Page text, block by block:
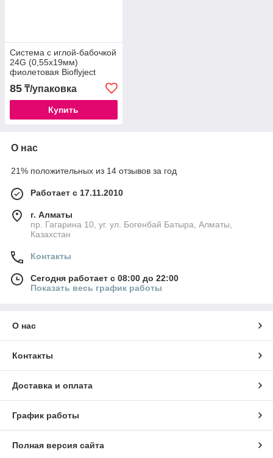
Система с иглой-бабочкой
24G (0,55х19мм)
фиолетовая Bioflyject
85 ₸/упаковка
Купить
О нас
21% положительных из 14 отзывов за год
Работает с 17.11.2010
г. Алматы
пр. Гагарина 10, уг. ул. Богенбай Батыра, Алматы,
Казахстан
Контакты
Сегодня работает с 08:00 до 22:00
Показать весь график работы
О нас
Контакты
Доставка и оплата
График работы
Полная версия сайта